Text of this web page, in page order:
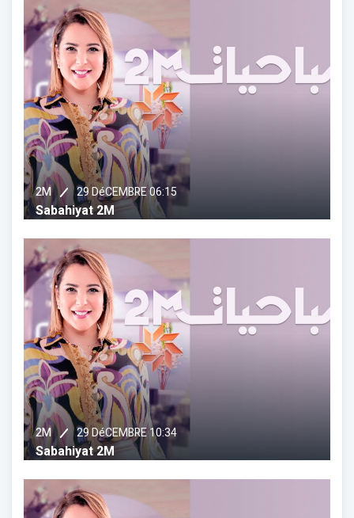
2M 29 DéCEMBRE 06:15
Sabahiyat 2M
2M 29 DéCEMBRE 10:34
Sabahiyat 2M